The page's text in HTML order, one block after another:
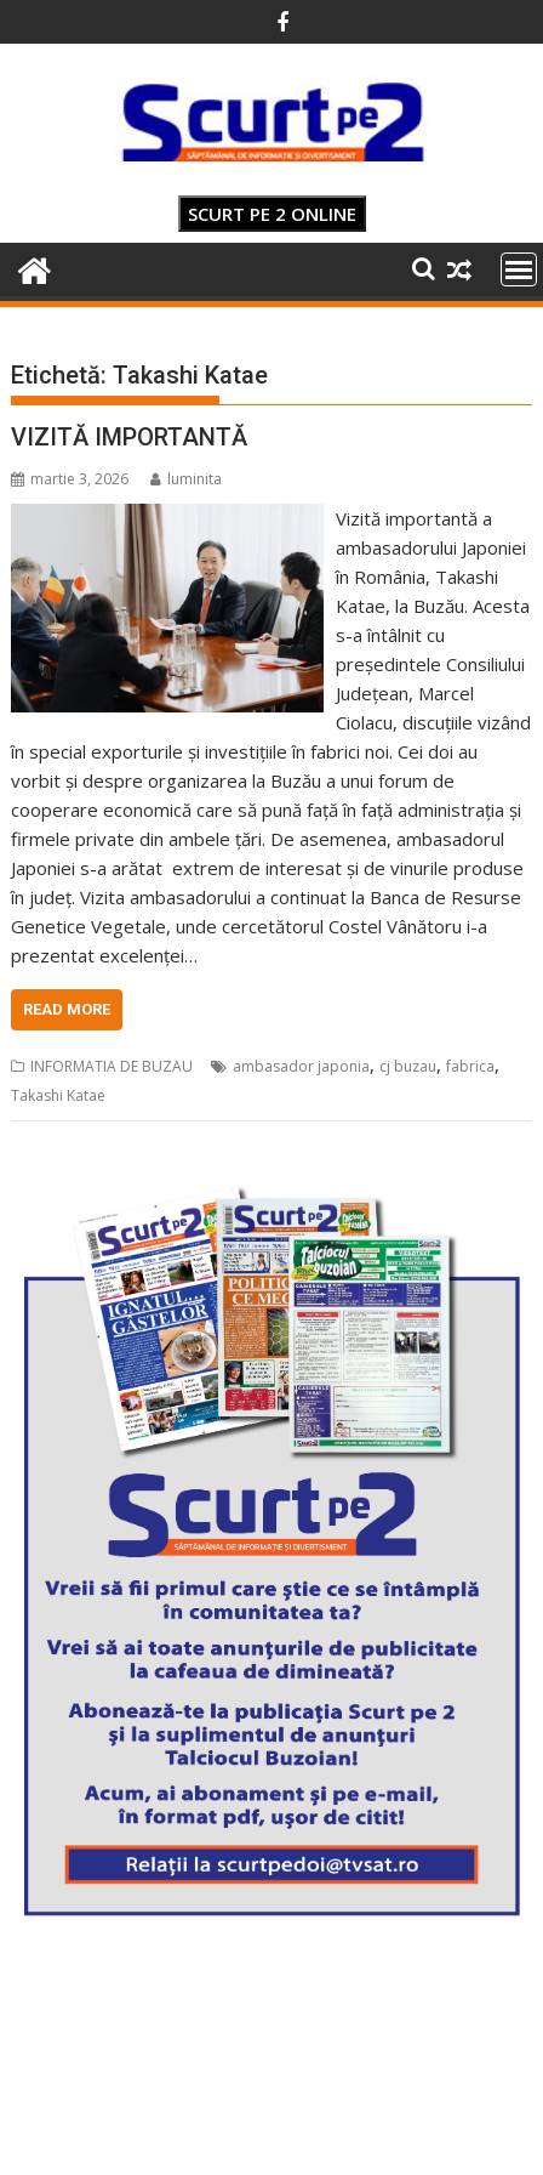
to
SCURT PE 2 ONLINE
Etichetă:Takashi Katae
VIZITĂ IMPORTANTĂ
martie 3, 2026 luminita
Vizită importantă a
ambasadorului Japoniei
în România, Takashi
Katae, la Buzău. Acesta
s-a întâlnit cu
președintele Consiliului
Județean, Marcel
Ciolacu, discuțiile vizând
în special exporturile și investițiile în fabrici noi. Cei doi au
vorbit și despre organizarea la Buzău a unui forum de
cooperare economică care să pună față în față administrația și
firmele private din ambele țări. De asemenea, ambasadorul
Japoniei s-a arătat extrem de interesat și de vinurile produse
în județ. Vizita ambasadorului a continuat la Banca de Resurse
Genetice Vegetale, unde cercetătorul Costel Vânătoru i-a
prezentat excelenței…
READ MORE
INFORMATIA DE BUZAU ambasador japonia, cj buzau,fabrica,
Takashi Katae